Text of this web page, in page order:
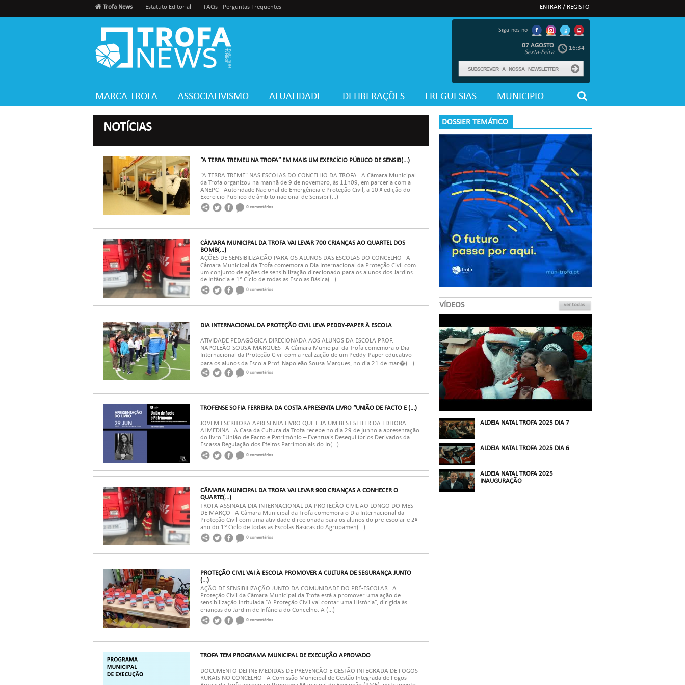
Trofa News Estatuto Editorial FAQs - Perguntas Frequentes ENTRAR / REGISTO
Siga-nos no
16:34
07 AGOSTO
Sexta-Feira
MARCA TROFA ASSOCIATIVISMO ATUALIDADE DELIBERAÇÕES FREGUESIAS MUNICIPIO
NOTÍCIAS
“A TERRA TREMEU NA TROFA” EM MAIS UM EXERCÍCIO PÚBLICO DE SENSIB(...)
“A TERRA TREME” NAS ESCOLAS DO CONCELHO DA TROFA A Câmara Municipal
da Trofa organizou na manhã de 9 de novembro, às 11h09, em parceria com a
ANEPC - Autoridade Nacional de Emergência e Proteção Civil, a 10.ª edição do
Exercício Público de âmbito nacional de Sensibil(...)
0 comentários
CÂMARA MUNICIPAL DA TROFA VAI LEVAR 700 CRIANÇAS AO QUARTEL DOS
BOMB(...)
AÇÕES DE SENSIBILIZAÇÃO PARA OS ALUNOS DAS ESCOLAS DO CONCELHO A
Câmara Municipal da Trofa comemora o Dia Internacional da Proteção Civil com
um conjunto de ações de sensibilização direcionado para os alunos dos Jardins
de Infância e 1º Ciclo de todas as Escolas Básica(...)
0 comentários
DIA INTERNACIONAL DA PROTEÇÃO CIVIL LEVA PEDDY-PAPER À ESCOLA
ATIVIDADE PEDAGÓGICA DIRECIONADA AOS ALUNOS DA ESCOLA PROF.
NAPOLEÃO SOUSA MARQUES A Câmara Municipal da Trofa comemora o Dia
Internacional da Proteção Civil com a realização de um Peddy-Paper educativo
para os alunos da Escola Prof. Napoleão Sousa Marques, no dia 21 de mar�(...)
0 comentários
TROFENSE SOFIA FERREIRA DA COSTA APRESENTA LIVRO “UNIÃO DE FACTO E (...)
JOVEM ESCRITORA APRESENTA LIVRO QUE É JÁ UM BEST SELLER DA EDITORA
ALMEDINA A Casa da Cultura da Trofa recebe no dia 29 de junho a apresentação
do livro “União de Facto e Património – Eventuais Desequilíbrios Derivados da
Escassa Regulação dos Efeitos Patrimoniais do In(...)
0 comentários
CÂMARA MUNICIPAL DA TROFA VAI LEVAR 900 CRIANÇAS A CONHECER O
QUARTE(...)
TROFA ASSINALA DIA INTERNACIONAL DA PROTEÇÃO CIVIL AO LONGO DO MÊS
DE MARÇO A Câmara Municipal da Trofa comemora o Dia Internacional da
Proteção Civil com uma atividade direcionada para os alunos do pré-escolar e 2º
ano do 1º Ciclo de todas as Escolas Básicas do Agrupamen(...)
0 comentários
PROTEÇÃO CIVIL VAI À ESCOLA PROMOVER A CULTURA DE SEGURANÇA JUNTO
(...)
AÇÃO DE SENSIBILIZAÇÃO JUNTO DA COMUNIDADE DO PRÉ-ESCOLAR A
Proteção Civil da Câmara Municipal da Trofa está a promover uma ação de
sensibilização intitulada “A Proteção Civil vai contar uma História”, dirigida às
crianças do Jardim de Infância do Concelho. A (...)
0 comentários
TROFA TEM PROGRAMA MUNICIPAL DE EXECUÇÃO APROVADO
DOCUMENTO DEFINE MEDIDAS DE PREVENÇÃO E GESTÃO INTEGRADA DE FOGOS
RURAIS NO CONCELHO A Comissão Municipal de Gestão Integrada de Fogos
DOSSIER TEMÁTICO
VÍDEOS ver todas
ALDEIA NATAL TROFA 2025 DIA 7
ALDEIA NATAL TROFA 2025 DIA 6
ALDEIA NATAL TROFA 2025
INAUGURAÇÃO